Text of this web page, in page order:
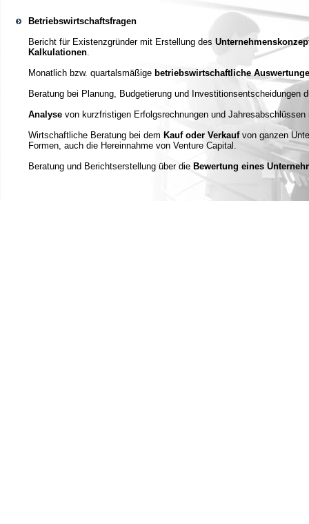
Betriebswirtschaftsfragen
Bericht für Existenzgründer mit Erstellung des
Kalkulationen.
Monatlich bzw. quartalsmäßige betriebswirtschaftliche
Beratung bei Planung, Budgetierung und Investitionsentscheidungen
Analyse von kurzfristigen Erfolgsrechnungen und
Wirtschaftliche Beratung bei dem Kauf oder Verkaufvon ganzen
Formen, auch die Hereinnahme von Venture Capital.
Beratung und Berichtserstellung über die Bewertung eines